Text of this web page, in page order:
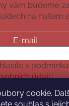
cookie.
vám budeme
na našem
E-mail
s
údajů.
PŘIHLÁSIT SE